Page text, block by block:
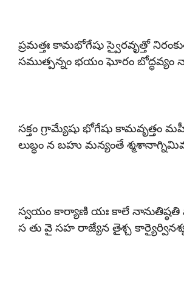
ప్రమత్తః కామభోగేషు స్వైరవృత్తో
సముత్పన్నం భయం ఘోరం బోద్ధవ్యం
సక్తం గ్రామ్యేషు భోగేషు కామవృత్తం
లుబ్ధం న బహు మన్యంతే శ్మశానాగ్నిమివ
స్వయం కార్యాణి యః కాలే నానుతిష్ఠతి
స తు వై సహ రాజ్యేన తైశ్చ